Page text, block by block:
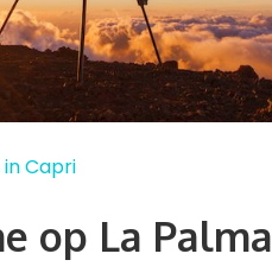
in Capri
op La Palma